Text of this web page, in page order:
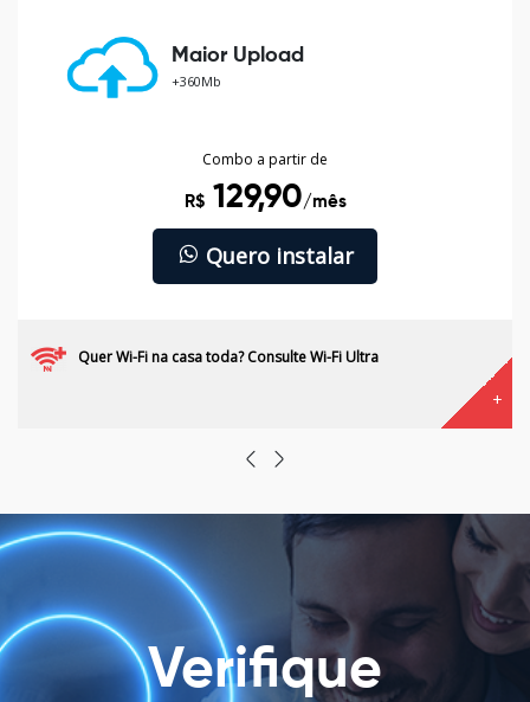
Maior Upload
+360Mb
Combo a partir de
R$129,90/mês
Quero instalar
Quer Wi-Fi na casa toda? Consulte Wi-Fi Ultra
crédito. Consulte valor sem recorrência.
Ver condições fora do combo
+
Verifique